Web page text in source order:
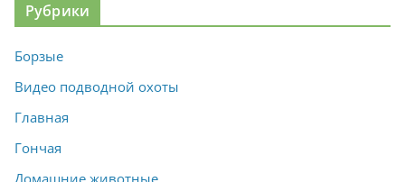
Рубрики
Борзые
Видео подводной охоты
Главная
Гончая